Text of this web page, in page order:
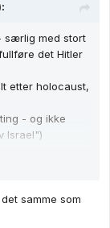
særlig med stort
det Hitler
etter holocaust,
- og ikke
Israel")
spesielt EU-
flagg.samme som